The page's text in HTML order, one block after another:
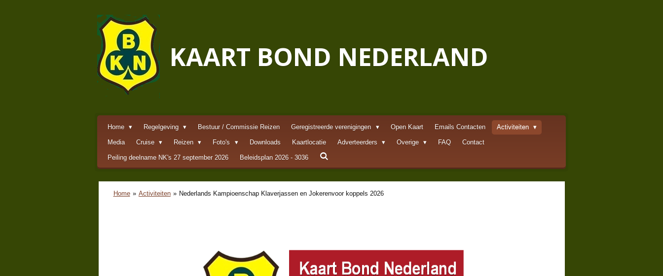
KAART BOND NEDERLAND
Home Regelgeving Bestuur / Commissie Reizen Geregistreerde verenigingen Open Kaart Emails Contacten Activiteiten
Media Cruise Reizen Foto's Downloads Kaartlocatie Adverteerders Overige FAQ Contact
Peiling deelname NK's 27 september 2026 Beleidsplan 2026 - 3036
Home » Activiteiten » Nederlands Kampioenschap Klaverjassen en Jokerenvoor koppels 2026